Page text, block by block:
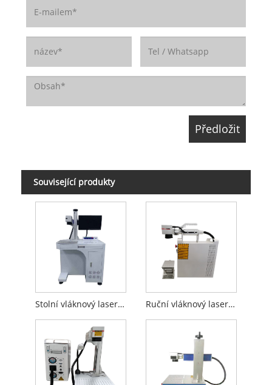
Související produkty
Stolní vláknový laserový značkovací stroj Ruční vláknový laserový značkovací stroj